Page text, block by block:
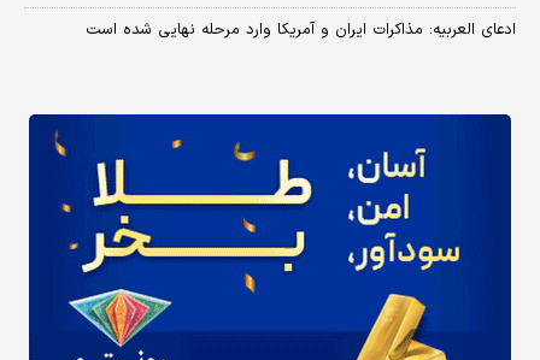
ادعای العربیه: مذاکرات ایران و آمریکا وارد مرحله نهایی شده است